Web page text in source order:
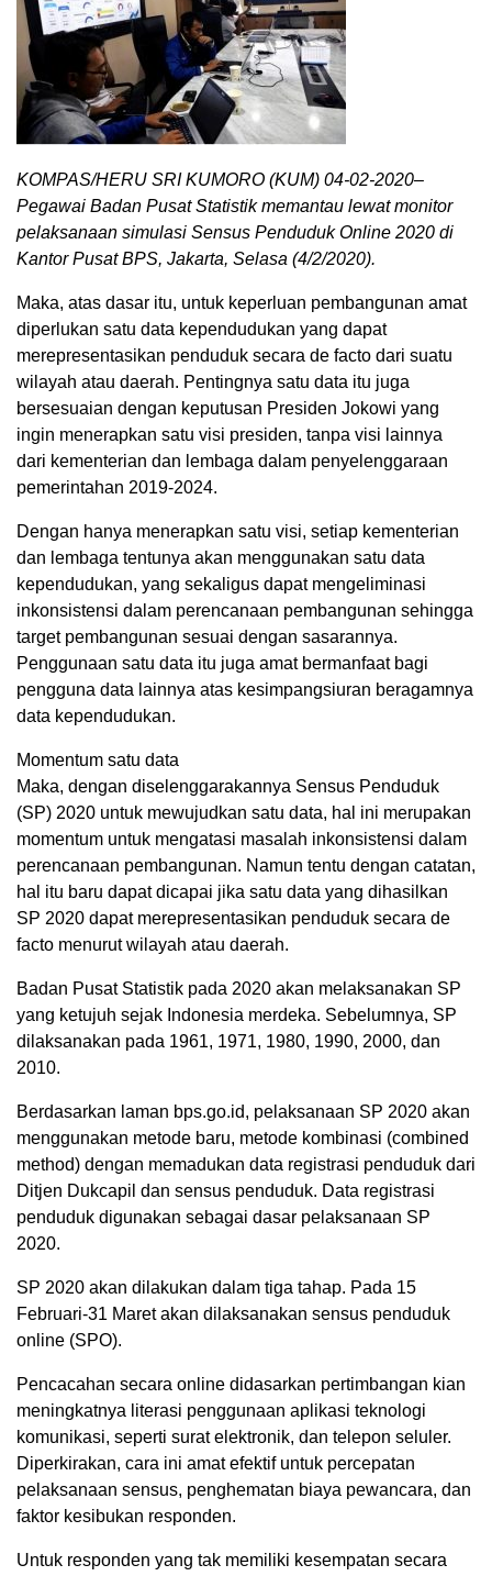
KOMPAS/HERU SRI KUMORO (KUM) 04-02-2020–
Pegawai Badan Pusat Statistik memantau lewat monitor
pelaksanaan simulasi Sensus Penduduk Online 2020 di
Kantor Pusat BPS, Jakarta, Selasa (4/2/2020).
Maka, atas dasar itu, untuk keperluan pembangunan amat
diperlukan satu data kependudukan yang dapat
merepresentasikan penduduk secara de facto dari suatu
wilayah atau daerah. Pentingnya satu data itu juga
bersesuaian dengan keputusan Presiden Jokowi yang
ingin menerapkan satu visi presiden, tanpa visi lainnya
dari kementerian dan lembaga dalam penyelenggaraan
pemerintahan 2019-2024.
Dengan hanya menerapkan satu visi, setiap kementerian
dan lembaga tentunya akan menggunakan satu data
kependudukan, yang sekaligus dapat mengeliminasi
inkonsistensi dalam perencanaan pembangunan sehingga
target pembangunan sesuai dengan sasarannya.
Penggunaan satu data itu juga amat bermanfaat bagi
pengguna data lainnya atas kesimpangsiuran beragamnya
data kependudukan.
Momentum satu data
Maka, dengan diselenggarakannya Sensus Penduduk
(SP) 2020 untuk mewujudkan satu data, hal ini merupakan
momentum untuk mengatasi masalah inkonsistensi dalam
perencanaan pembangunan. Namun tentu dengan catatan,
hal itu baru dapat dicapai jika satu data yang dihasilkan
SP 2020 dapat merepresentasikan penduduk secara de
facto menurut wilayah atau daerah.
Badan Pusat Statistik pada 2020 akan melaksanakan SP
yang ketujuh sejak Indonesia merdeka. Sebelumnya, SP
dilaksanakan pada 1961, 1971, 1980, 1990, 2000, dan
2010.
Berdasarkan laman bps.go.id, pelaksanaan SP 2020 akan
menggunakan metode baru, metode kombinasi (combined
method) dengan memadukan data registrasi penduduk dari
Ditjen Dukcapil dan sensus penduduk. Data registrasi
penduduk digunakan sebagai dasar pelaksanaan SP
2020.
SP 2020 akan dilakukan dalam tiga tahap. Pada 15
Februari-31 Maret akan dilaksanakan sensus penduduk
online (SPO).
Pencacahan secara online didasarkan pertimbangan kian
meningkatnya literasi penggunaan aplikasi teknologi
komunikasi, seperti surat elektronik, dan telepon seluler.
Diperkirakan, cara ini amat efektif untuk percepatan
pelaksanaan sensus, penghematan biaya pewancara, dan
faktor kesibukan responden.
Untuk responden yang tak memiliki kesempatan secara